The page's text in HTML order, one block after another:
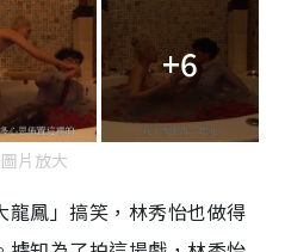
+6
片放大
龍鳳」搞笑，林秀怡也做得